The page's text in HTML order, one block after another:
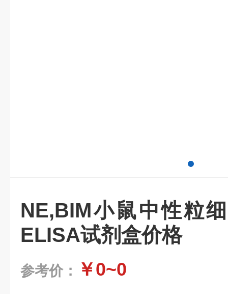
NE,BIM小鼠中性粒
ELISA试剂盒价格
参考价： ￥0~0